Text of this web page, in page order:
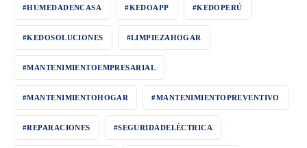
#HUMEDADENCASA #KEDOAPP #KEDOPERÚ
#KEDOSOLUCIONES #LIMPIEZAHOGAR
#MANTENIMIENTOEMPRESARIAL
#MANTENIMIENTOHOGAR #MANTENIMIENTOPREVENTIVO
#REPARACIONES #SEGURIDADELÉCTRICA